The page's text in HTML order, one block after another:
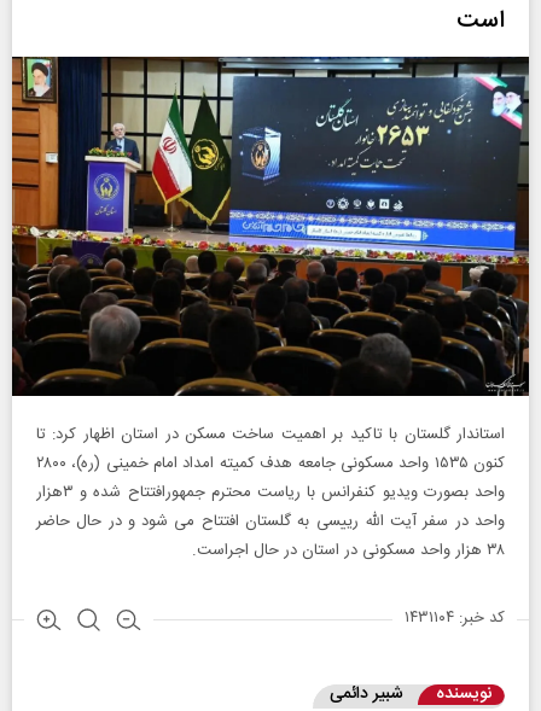
است
استاندار گلستان با تاکید بر اهمیت ساخت مسکن در استان اظهار کرد: تا
کنون ۱۵۳۵ واحد مسکونی جامعه هدف کمیته امداد امام خمینی (ره)، ۲۸۰۰
واحد بصورت ویدیو کنفرانس با ریاست محترم جمهورافتتاح شده و ۳هزار
واحد در سفر آیت الله رییسی به گلستان افتتاح می شود و در حال حاضر
۳۸ هزار واحد مسکونی در استان در حال اجراست.
کد خبر: ۱۴۳۱۱۰۴
نویسنده شبیر دائمی